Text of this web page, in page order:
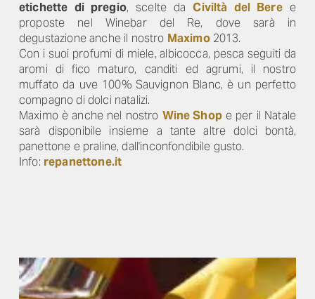
etichette di pregio, scelte daCiviltà del Beree
proposte nel Winebar del Re, dove sarà in
degustazione anche il nostro Maximo2013.
Con i suoi profumi di miele, albicocca, pesca seguiti da
aromi di fico maturo, canditi ed agrumi, il nostro
muffato da uve 100% Sauvignon Blanc, è un perfetto
compagno di dolci natalizi.
Maximo è anche nel nostro Wine Shope per il Natale
sarà disponibile insieme a tante altre dolci bontà,
panettone e praline, dall'inconfondibile gusto.
Info: repanettone.it